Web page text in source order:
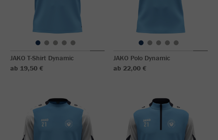
JAKO T-Shirt Dynamic
ab 19,50 €
JAKO Polo Dynamic
ab 22,00 €